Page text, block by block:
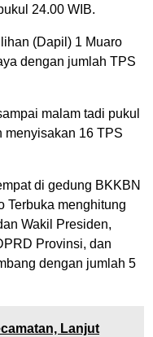
24.00 WIB.
(Dapil) 1 Muaro
dengan jumlah TPS
malam tadi pukul
menyisakan 16 TPS
di gedung BKKBN
Terbuka menghitung
Wakil Presiden,
Provinsi, dan
dengan jumlah 5
Lanjut